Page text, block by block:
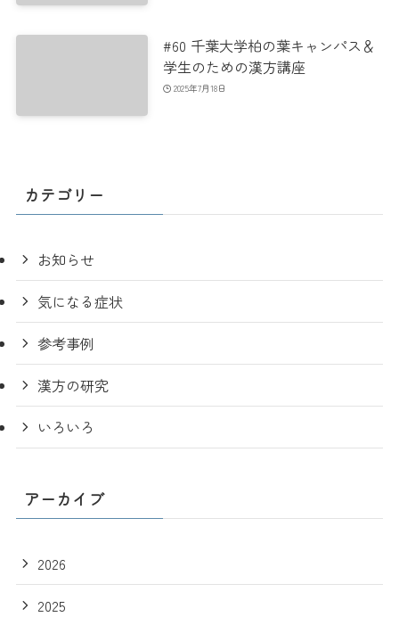
#60 千葉大学柏の葉キャンパス＆
学生のための漢方講座
2025年7月18日
カテゴリー
お知らせ
気になる症状
参考事例
漢方の研究
いろいろ
アーカイブ
2026
2025